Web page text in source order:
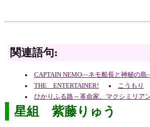
関連語句:
CAPTAIN NEMO―ネモ船長と神秘の
THE ENTERTAINER!
こうもり
ひかりふる路～革命家、マクシミリア
星組 紫藤りゅう